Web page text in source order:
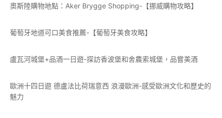
奧斯陸購物地點：Aker Brygge Shopping-【挪威購物攻略】
葡萄牙地道可口美食推薦-【葡萄牙美食攻略】
盧瓦河城堡+品酒一日遊-探訪香波堡和舍農索城堡，品嘗美酒
歐洲十四日遊 德盧法比荷瑞意西 浪漫歐洲-感受歐洲文化和歷史的
魅力